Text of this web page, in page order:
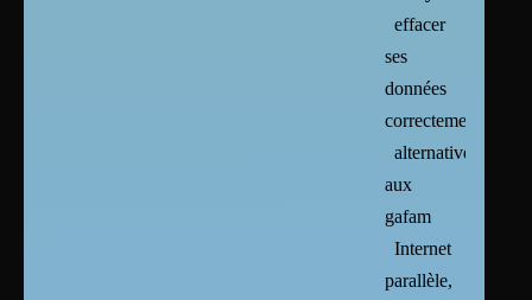
effacer
ses
données
correctement
alternatives
aux
gafam
Internet
parallèle,